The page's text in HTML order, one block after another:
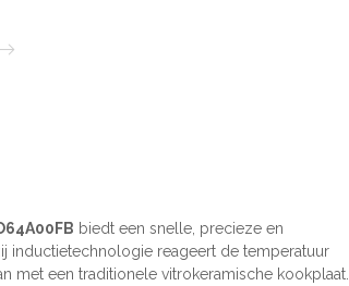
biedt een snelle, precieze en
inductietechnologie reageert de temperatuur
met een traditionele vitrokeramische kookplaat.